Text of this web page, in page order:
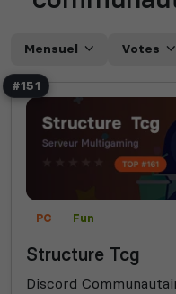
Mensuel Votes
#151
PC Fun
Structure Tcg
Discord